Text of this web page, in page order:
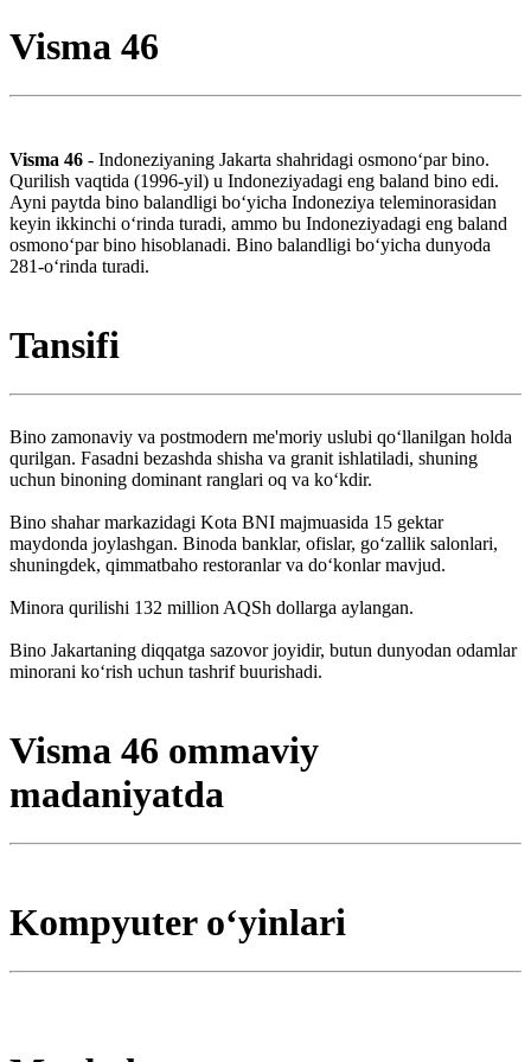
Visma 46
Visma 46 - Indoneziyaning Jakarta shahridagi osmonoʻpar bino.
Qurilish vaqtida (1996-yil) u Indoneziyadagi eng baland bino edi.
Ayni paytda bino balandligi boʻyicha Indoneziya teleminorasidan
keyin ikkinchi oʻrinda turadi, ammo bu Indoneziyadagi eng baland
osmonoʻpar bino hisoblanadi. Bino balandligi boʻyicha dunyoda
281-oʻrinda turadi.
Tansifi
Bino zamonaviy va postmodern me'moriy uslubi qoʻllanilgan holda
qurilgan. Fasadni bezashda shisha va granit ishlatiladi, shuning
uchun binoning dominant ranglari oq va koʻkdir.
Bino shahar markazidagi Kota BNI majmuasida 15 gektar
maydonda joylashgan. Binoda banklar, ofislar, goʻzallik salonlari,
shuningdek, qimmatbaho restoranlar va doʻkonlar mavjud.
Minora qurilishi 132 million AQSh dollarga aylangan.
Bino Jakartaning diqqatga sazovor joyidir, butun dunyodan odamlar
minorani koʻrish uchun tashrif buurishadi.
Visma 46 ommaviy
madaniyatda
Kompyuter oʻyinlari